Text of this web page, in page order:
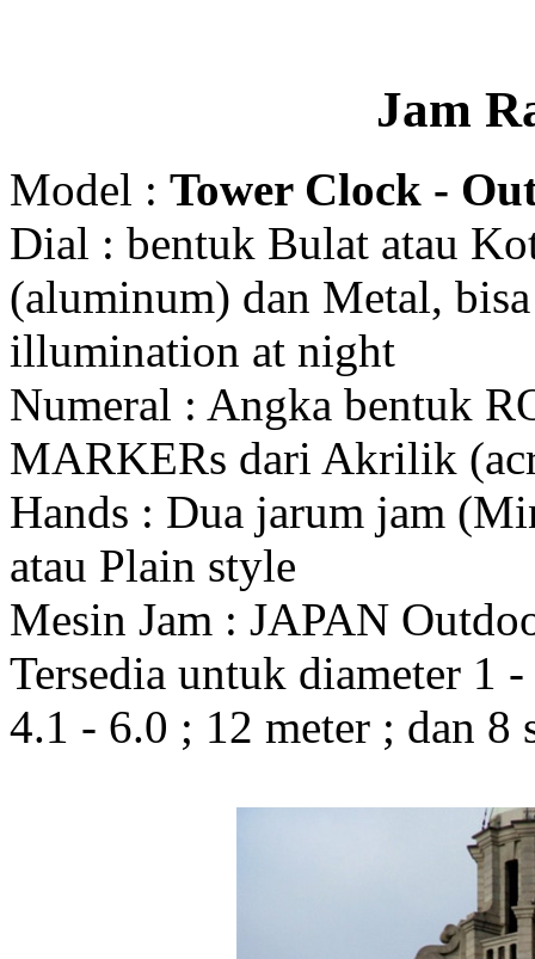
Jam
Model : Tower Clock -
Dial : bentuk Bulat atau
(aluminum) dan Metal,
illumination at night
Numeral : Angka bentuk
MARKERs dari Akrilik
Hands : Dua jarum jam
atau Plain style
Mesin Jam : JAPAN
Tersedia untuk diameter 1
4.1 - 6.0 ; 12 meter ; dan 8